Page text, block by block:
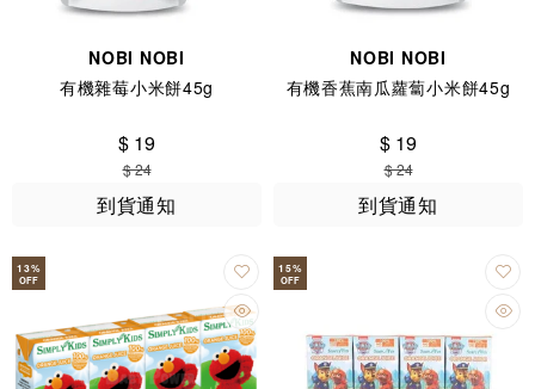
NOBI NOBI
有機雜莓小米餅45g
$ 19
$ 24
到貨通知
NOBI NOBI
有機香蕉南瓜蘿蔔小米餅45g
$ 19
$ 24
到貨通知
13%
OFF
15%
OFF